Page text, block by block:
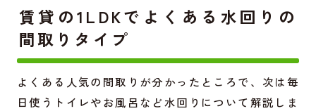
賃貸の1LDKでよくある水回りの
間取りタイプ
よくある人気の間取りが分かったところで、次は毎
日使うトイレやお風呂など水回りについて解説しま